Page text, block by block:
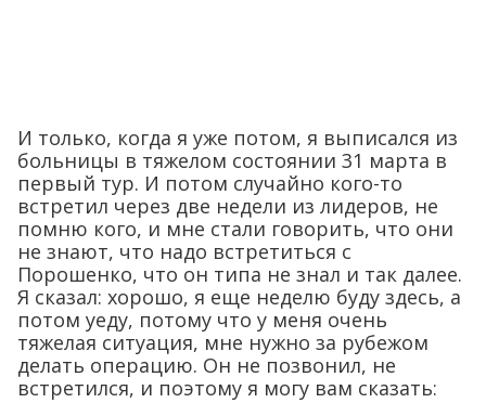
И только, когда я уже потом, я выписался из
больницы в тяжелом состоянии 31 марта в
первый тур. И потом случайно кого-то
встретил через две недели из лидеров, не
помню кого, и мне стали говорить, что они
не знают, что надо встретиться с
Порошенко, что он типа не знал и так далее.
Я сказал: хорошо, я еще неделю буду здесь, а
потом уеду, потому что у меня очень
тяжелая ситуация, мне нужно за рубежом
делать операцию. Он не позвонил, не
встретился, и поэтому я могу вам сказать: